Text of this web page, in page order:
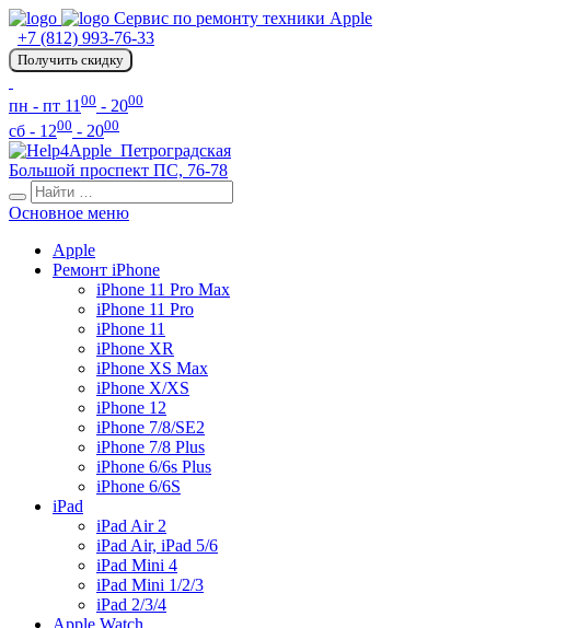
Сервис по ремонту техники Apple
+7 (812) 993-76-33
Получить скидку
пн - пт 11 00 - 2000
сб - 1200 - 2000
Петроградская
Большой проспект ПС, 76-78
Основное меню
Apple
Ремонт iPhone
iPhone 11 Pro Max
iPhone 11 Pro
iPhone 11
iPhone XR
iPhone XS Max
iPhone X/XS
iPhone 12
iPhone 7/8/SE2
iPhone 7/8 Plus
iPhone 6/6s Plus
iPhone 6/6S
iPad
iPad Air 2
iPad Air, iPad 5/6
iPad Mini 4
iPad Mini 1/2/3
iPad 2/3/4
Apple Watch